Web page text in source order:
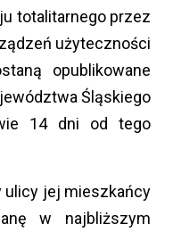
totalitarnego przez
użyteczności
opublikowane
Śląskiego
14 dni od tego
ulicy jej mieszkańcy
w najbliższym